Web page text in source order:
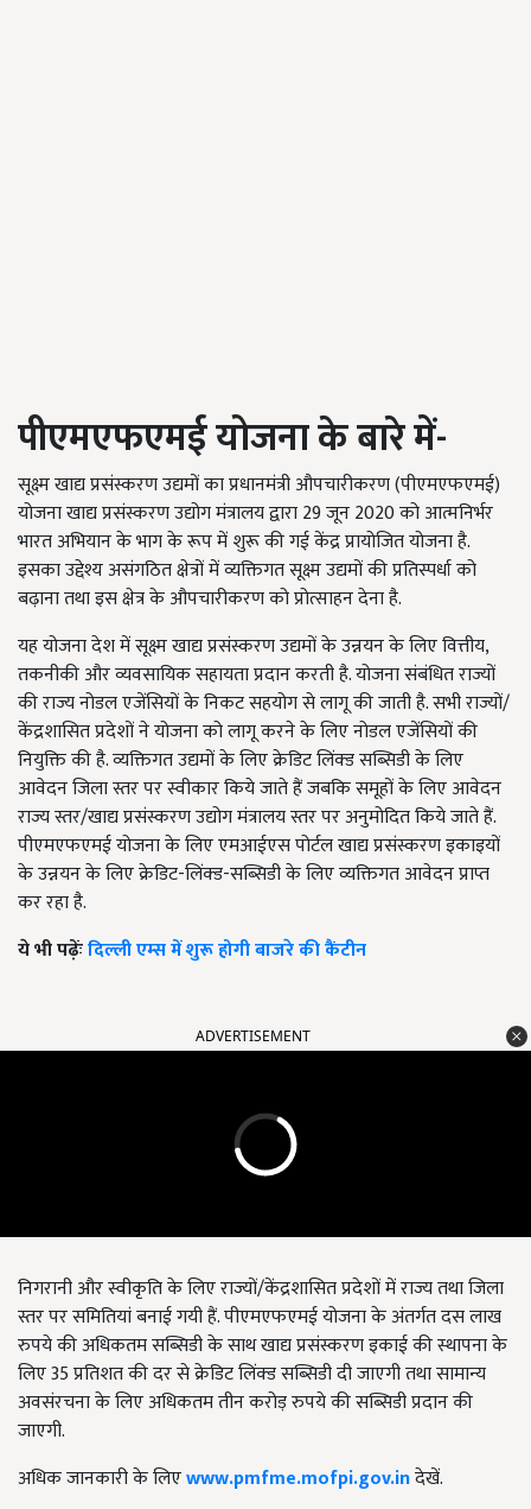
पीएमएफएमई योजना के बारे में-
सूक्ष्म खाद्य प्रसंस्करण उद्यमों का प्रधानमंत्री औपचारीकरण (पीएमएफएमई)
योजना खाद्य प्रसंस्करण उद्योग मंत्रालय द्वारा 29 जून 2020 को आत्मनिर्भर
भारत अभियान के भाग के रूप में शुरू की गई केंद्र प्रायोजित योजना है.
इसका उद्देश्य असंगठित क्षेत्रों में व्यक्तिगत सूक्ष्म उद्यमों की प्रतिस्पर्धा को
बढ़ाना तथा इस क्षेत्र के औपचारीकरण को प्रोत्साहन देना है.
यह योजना देश में सूक्ष्म खाद्य प्रसंस्करण उद्यमों के उन्नयन के लिए वित्तीय,
तकनीकी और व्यवसायिक सहायता प्रदान करती है. योजना संबंधित राज्यों
की राज्य नोडल एजेंसियों के निकट सहयोग से लागू की जाती है. सभी राज्यों/
केंद्रशासित प्रदेशों ने योजना को लागू करने के लिए नोडल एजेंसियों की
नियुक्ति की है. व्यक्तिगत उद्यमों के लिए क्रेडिट लिंक्ड सब्सिडी के लिए
आवेदन जिला स्तर पर स्वीकार किये जाते हैं जबकि समूहों के लिए आवेदन
राज्य स्तर/खाद्य प्रसंस्करण उद्योग मंत्रालय स्तर पर अनुमोदित किये जाते हैं.
पीएमएफएमई योजना के लिए एमआईएस पोर्टल खाद्य प्रसंस्करण इकाइयों
के उन्नयन के लिए क्रेडिट-लिंक्ड-सब्सिडी के लिए व्यक्तिगत आवेदन प्राप्त
कर रहा है.
ये भी पढ़ेंःदिल्ली एम्स में शुरू होगी बाजरे की कैंटीन
ADVERTISEMENT
निगरानी और स्वीकृति के लिए राज्यों/केंद्रशासित प्रदेशों में राज्य तथा जिला
स्तर पर समितियां बनाई गयी हैं. पीएमएफएमई योजना के अंतर्गत दस लाख
रुपये की अधिकतम सब्सिडी के साथ खाद्य प्रसंस्करण इकाई की स्थापना के
लिए 35 प्रतिशत की दर से क्रेडिट लिंक्ड सब्सिडी दी जाएगी तथा सामान्य
अवसंरचना के लिए अधिकतम तीन करोड़ रुपये की सब्सिडी प्रदान की
जाएगी.
अधिक जानकारी के लिएwww.pmfme.mofpi.gov.inदेखें.